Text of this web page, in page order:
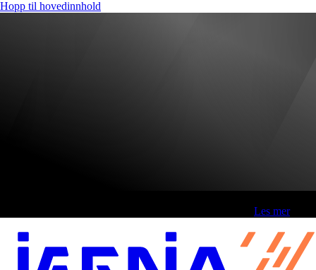
Hopp til hovedinnhold
Les mer